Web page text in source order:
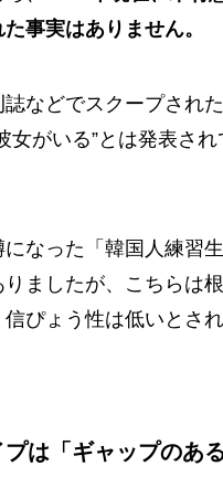
事実はありません。
などでスクープされ
女がいる”とは発表さ
なった「韓国人練習
ましたが、こちらは
ぴょう性は低いとさ
は「ギャップのあ